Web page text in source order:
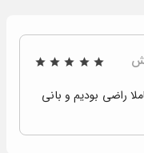
راضی بودیم و بانی